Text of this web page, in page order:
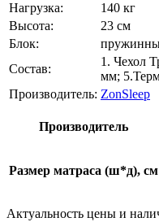
Нагрузка:
140 кг
Высота:
23 см
Блок:
Состав:
1. Чехол
мм;
Производитель: ZonSleep
Производитель
Размер матраса (ш*д), см
Актуальность цены и